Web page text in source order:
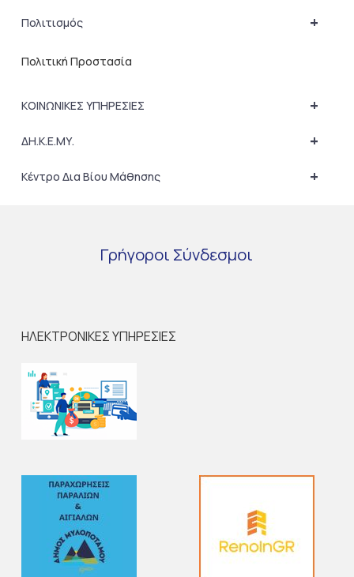
+
Πολιτισμός
Πολιτική Προστασία
+
ΚΟΙΝΩΝΙΚΕΣ ΥΠΗΡΕΣΙΕΣ
+
ΔΗ.Κ.Ε.ΜΥ.
+
Κέντρο Δια Βίου Μάθησης
Γρήγοροι Σύνδεσμοι
ΗΛΕΚΤΡΟΝΙΚΕΣ ΥΠΗΡΕΣΙΕΣ